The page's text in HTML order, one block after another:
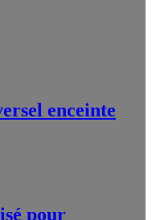
enceinte
pour